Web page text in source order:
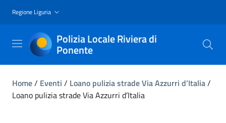
Regione Liguria
Polizia Locale Riviera di
Ponente
Home/ Eventi / Loano pulizia strade Via Azzurri d’Italia/
Loano pulizia strade Via Azzurri d’Italia